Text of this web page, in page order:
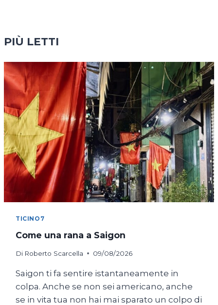
PIÙ LETTI
TICINO7
Come una rana a Saigon
Di Roberto Scarcella 09/08/2026
Saigon ti fa sentire istantaneamente in
colpa. Anche se non sei americano, anche
se in vita tua non hai mai sparato un colpo di